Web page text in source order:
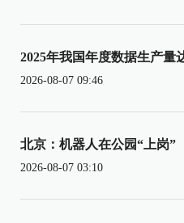
2025年我国年度数据生产量
2026-08-07 09:46
北京：机器人在公园“上岗”
2026-08-07 03:10